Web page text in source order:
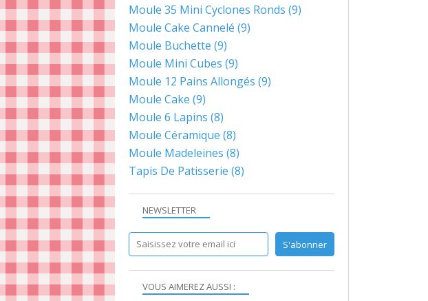
NEWSLETTER
VOUS AIMEREZ AUSSI :
Moule 35 Mini Cyclones Ronds (9)
Moule Cake Cannelé (9)
Moule Buchette (9)
Moule Mini Cubes (9)
Moule 12 Pains Allongés (9)
Moule Cake (9)
Moule 6 Lapins (8)
Moule Céramique (8)
Moule Madeleines (8)
Tapis De Patisserie (8)